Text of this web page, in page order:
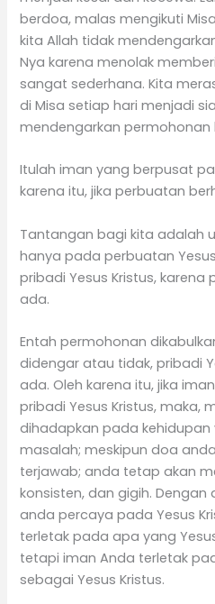
berdoa, malas mengikuti
kita Allah tidak
Nya karena menolak
sangat sederhana. Kita
di Misa setiap hari menjadi
mendengarkan permohonan
Itulah iman yang berpusat
karena itu, jika perbuatan
Tantangan bagi kita adalah
hanya pada perbuatan
pribadi Yesus Kristus, karena
ada.
Entah permohonan
didengar atau tidak, pribadi
ada. Oleh karena itu, jika
pribadi Yesus Kristus, maka,
dihadapkan pada kehidupan
masalah; meskipun doa
terjawab; anda tetap akan
konsisten, dan gigih.
anda percaya pada Yesus
terletak pada apa yang
tetapi iman Anda terletak
sebagai Yesus Kristus.